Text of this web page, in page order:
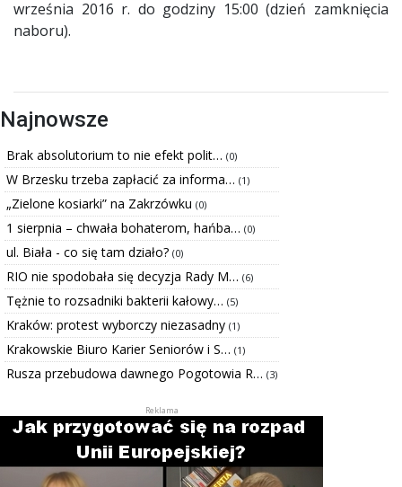
września 2016 r. do godziny 15:00 (dzień zamknięcia
naboru).
Najnowsze
Brak absolutorium to nie efekt polit… (0)
W Brzesku trzeba zapłacić za informa… (1)
„Zielone kosiarki” na Zakrzówku (0)
1 sierpnia – chwała bohaterom, hańba… (0)
ul. Biała - co się tam działo? (0)
RIO nie spodobała się decyzja Rady M… (6)
Tężnie to rozsadniki bakterii kałowy… (5)
Kraków: protest wyborczy niezasadny (1)
Krakowskie Biuro Karier Seniorów i S… (1)
Rusza przebudowa dawnego Pogotowia R… (3)